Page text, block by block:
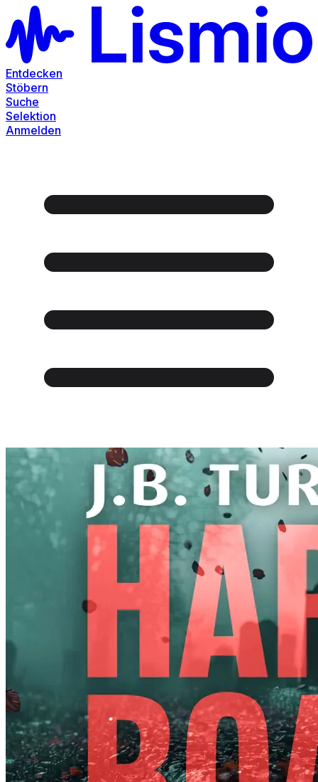
Entdecken
Stöbern
Suche
Selektion
Anmelden